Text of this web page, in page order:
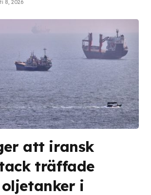
8, 2026
att iransk
träffade
oljetanker i